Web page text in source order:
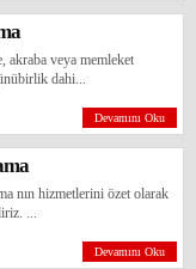
akraba veya memleket
dahi...
Devamını Oku
nın hizmetlerini özet olarak
...
Devamını Oku